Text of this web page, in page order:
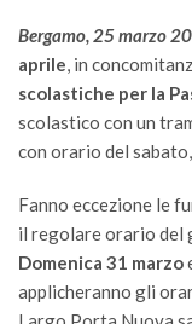
Bergamo, 25 marzo
aprile, in
scolastiche per la
scolastico con un
con orario del
Fanno eccezione le
il regolare orario del
Domenica 31 marzo
applicheranno gli